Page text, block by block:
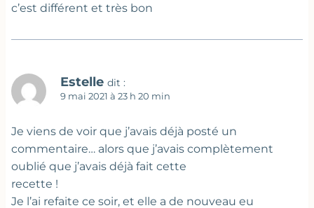
c’est différent et très bon
Estelle dit :
9 mai 2021 à 23 h 20 min
Je viens de voir que j’avais déjà posté un
commentaire… alors que j’avais complètement
oublié que j’avais déjà fait cette
recette !
Je l’ai refaite ce soir, et elle a de nouveau eu